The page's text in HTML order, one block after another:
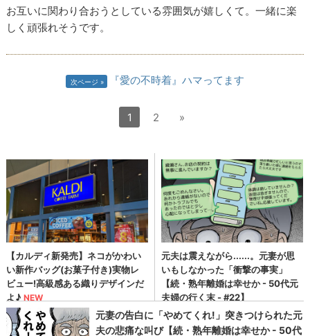
お互いに関わり合おうとしている雰囲気が嬉しくて。一緒に楽
しく頑張れそうです。
次ページ 『愛の不時着』ハマってます
1 2 »